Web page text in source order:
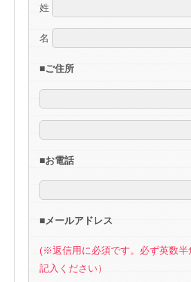
姓
名
■ご住所
■お電話
■メールアドレス
(※返信用に必須です。必ず英数半
記入ください）